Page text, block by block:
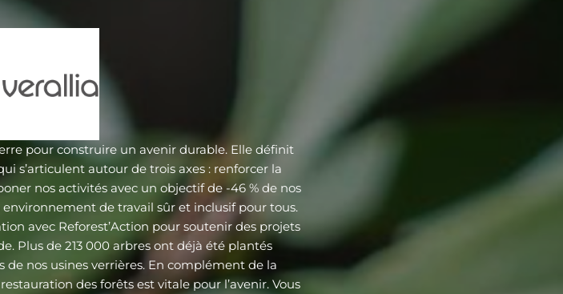
pour construire un avenir durable. Elle définit
s’articulent autour de trois axes : renforcer la
nos activités avec un objectif de -46 % de nos
de travail sûr et inclusif pour tous.
avec Reforest’Action pour soutenir des projets
Plus de 213 000 arbres ont déjà été plantés
nos usines verrières. En complément de la
des forêts est vitale pour l’avenir. Vous